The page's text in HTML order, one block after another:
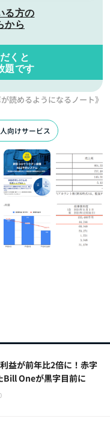
る方の
から
くと
題です
が読めるようになるノート》
向けサービス
益が前年比2倍に！赤字
Bill Oneが黒字目前に